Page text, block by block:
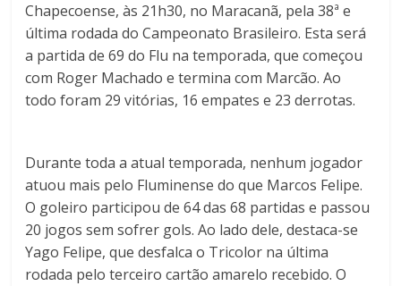
Chapecoense, às 21h30, no Maracanã, pela 38ª e
última rodada do Campeonato Brasileiro. Esta será
a partida de 69 do Flu na temporada, que começou
com Roger Machado e termina com Marcão. Ao
todo foram 29 vitórias, 16 empates e 23 derrotas.
Durante toda a atual temporada, nenhum jogador
atuou mais pelo Fluminense do que Marcos Felipe.
O goleiro participou de 64 das 68 partidas e passou
20 jogos sem sofrer gols. Ao lado dele, destaca-se
Yago Felipe, que desfalca o Tricolor na última
rodada pelo terceiro cartão amarelo recebido. O